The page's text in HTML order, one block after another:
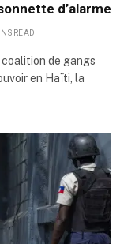
d’alarme
READ
coalition de gangs
en Haïti, la